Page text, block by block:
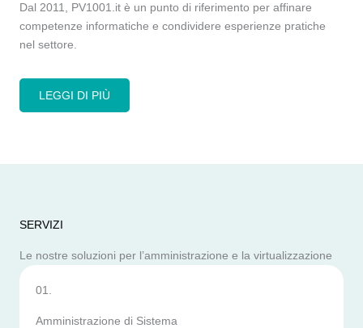
Dal 2011, PV1001.it è un punto di riferimento per affinare
competenze informatiche e condividere esperienze pratiche
nel settore.
LEGGI DI PIÙ
SERVIZI
Le nostre soluzioni per l’amministrazione e la virtualizzazione
01.
Amministrazione di Sistema